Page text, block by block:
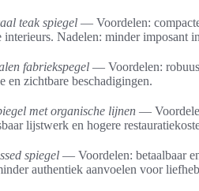
teak spiegel — Voordelen:
interieurs. Nadelen: minder imposant
fabriekspegel — Voordelen:
en zichtbare beschadigingen.
met organische lijnen —
lijstwerk en hogere
spiegel — Voordelen: betaalbaar
authentiek aanvoelen voor